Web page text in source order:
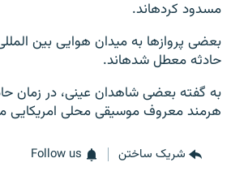
مسدود کرده‎اند.
بعضی پروازها به میدان هوایی بین
حادثه معطل شده‎اند.
به گفته بعضی شاهدان عینی، در زمان
هرمند معروف موسیقی محلی
شریک ساختن Follow us